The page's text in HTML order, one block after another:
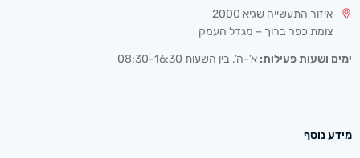
איזור התעשייה שגיא 2000
צומת כפר ברוך – מגדל העמק
ימים ושעות פעילות: א’-ה’, בין השעות 08:30-16:30
מידע נוסף